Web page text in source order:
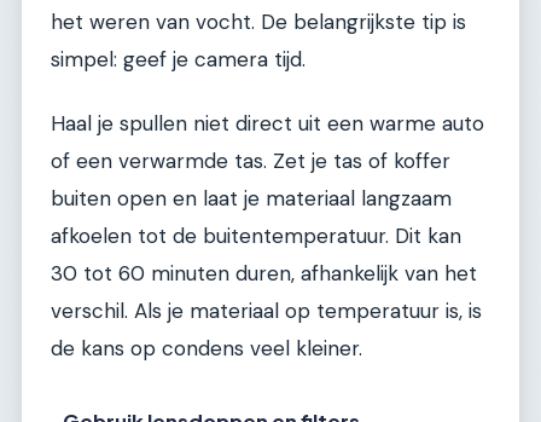
het weren van vocht. De belangrijkste tip is
simpel: geef je camera tijd.
Haal je spullen niet direct uit een warme auto
of een verwarmde tas. Zet je tas of koffer
buiten open en laat je materiaal langzaam
afkoelen tot de buitentemperatuur. Dit kan
30 tot 60 minuten duren, afhankelijk van het
verschil. Als je materiaal op temperatuur is, is
de kans op condens veel kleiner.